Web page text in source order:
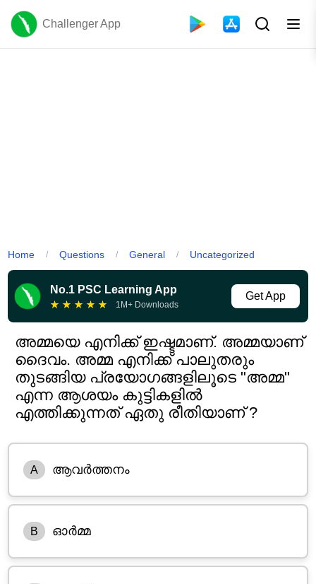
Challenger App
Home / Questions / General / Uncategorized
No.1 PSC Learning App
★ ★ ★ ★ ★ 1M+ Downloads
Get App
അമ്മയെ എനിക്ക് ഇഷ്ടമാണ്. അമ്മയാണ്
ദൈവം. അമ്മ എനിക്ക് പാലുതരും
തുടങ്ങിയ പ്രയോഗങ്ങളിലൂടെ "അമ്മ"
എന്ന ആശയം കുട്ടികളിൽ
എത്തിക്കുന്നത് ഏതു രീതിയാണ് ?
A ആവർത്തനം
B ഓർമ്മ